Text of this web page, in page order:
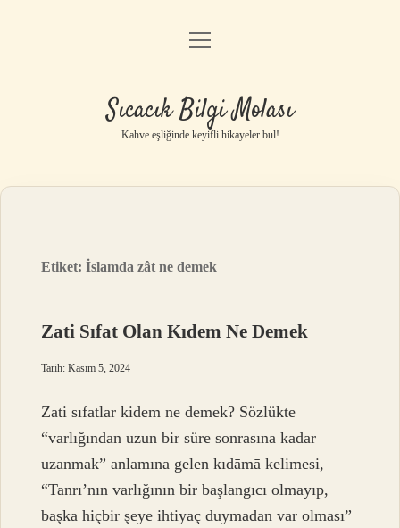
Anasayfa
Yasal Uyarı
menüyü
Sıcacık Bilgi Molası
Kahve eşliğinde keyifli hikayeler bul!
Etiket:İslamda zât ne demek
Zati Sıfat Olan Kıdem Ne Demek
Tarih: Kasım 5, 2024
Zati sıfatlar kidem ne demek? Sözlükte
“varlığından uzun bir süre sonrasına kadar
uzanmak” anlamına gelen kıdāmā kelimesi,
“Tanrı’nın varlığının bir başlangıcı olmayıp,
başka hiçbir şeye ihtiyaç duymadan var olması”